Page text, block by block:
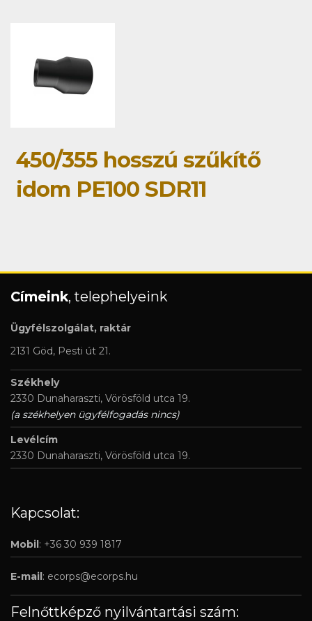
450/355 hosszú szűkítő
idom PE100 SDR11
Címeink, telephelyeink
Ügyfélszolgálat, raktár
2131 Göd, Pesti út 21.
Székhely
2330 Dunaharaszti, Vörösföld utca 19.
(a székhelyen ügyfélfogadás nincs)
Levélcím
2330 Dunaharaszti, Vörösföld utca 19.
Kapcsolat:
Mobil: +36 30 939 1817
E-mail: ecorps@ecorps.hu
Felnőttképző nyilvántartási szám: